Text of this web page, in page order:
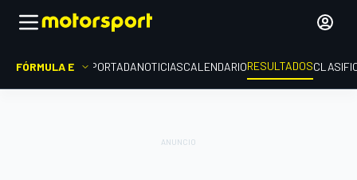
FÓRMULA E PORTADANOTICIASCALENDARIORESULTADOS